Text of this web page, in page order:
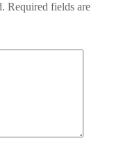
Required fields are